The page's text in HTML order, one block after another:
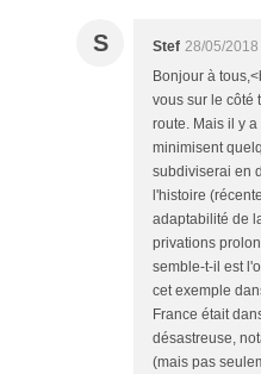
S Stef 28/05/2018
Bonjour à
vous sur le côté
route. Mais il y
minimisent
subdiviserai en
l'histoire
adaptabilité de
privations
semble-t-il est
cet exemple
France était
désastreuse,
(mais pas